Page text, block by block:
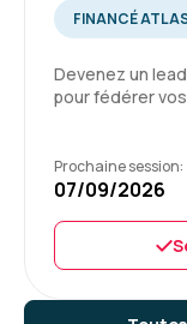
FINANCÉ
Devenez un
pour fédérer
Prochaine session:
07/09/2026